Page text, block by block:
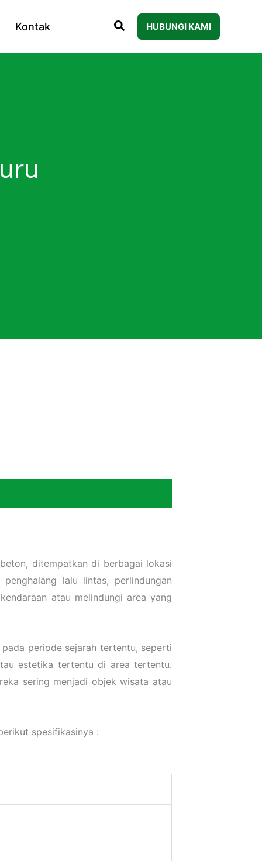
Kontak HUBUNGI KAMI
ditempatkan di berbagai lokasi
lalu lintas, perlindungan
atau melindungi area yang
periode sejarah tertentu, seperti
estetika tertentu di area tertentu.
sering menjadi objek wisata atau
spesifikasinya :